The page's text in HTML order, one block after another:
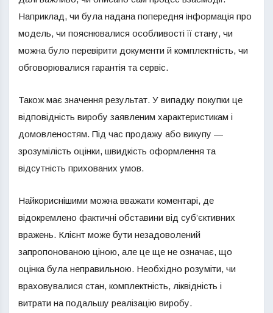
Наприклад, чи була надана попередня інформація про
модель, чи пояснювалися особливості її стану, чи
можна було перевірити документи й комплектність, чи
обговорювалися гарантія та сервіс.
Також має значення результат. У випадку покупки це
відповідність виробу заявленим характеристикам і
домовленостям. Під час продажу або викупу —
зрозумілість оцінки, швидкість оформлення та
відсутність прихованих умов.
Найкориснішими можна вважати коментарі, де
відокремлено фактичні обставини від суб’єктивних
вражень. Клієнт може бути незадоволений
запропонованою ціною, але це ще не означає, що
оцінка була неправильною. Необхідно розуміти, чи
враховувалися стан, комплектність, ліквідність і
витрати на подальшу реалізацію виробу.